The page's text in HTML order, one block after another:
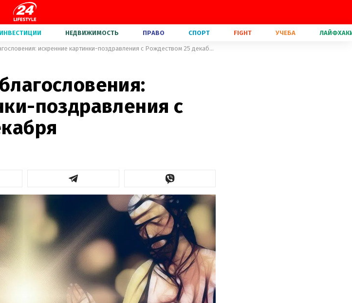
ИНВЕСТИЦИИ НЕДВИЖИМОСТЬ ПРАВО СПОРТ FIGHT УЧЕБА
Желаем Божьего благословения: искренние картинки-поздравления с Рождеством 25 декабря
поздравления с